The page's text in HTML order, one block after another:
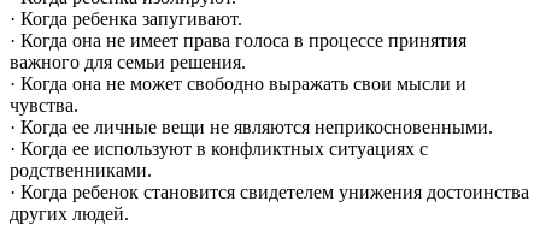
· Когда ребенка запугивают.
· Когда она не имеет права голоса в процессе принятия
важного для семьи решения.
· Когда она не может свободно выражать свои мысли и
чувства.
· Когда ее личные вещи не являются неприкосновенными.
· Когда ее используют в конфликтных ситуациях с
родственниками.
· Когда ребенок становится свидетелем унижения достоинства
других людей.